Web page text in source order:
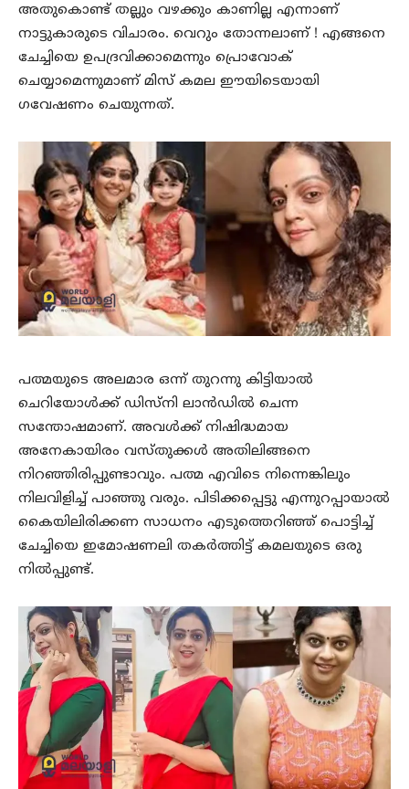
അതുകൊണ്ട് തല്ലും വഴക്കും കാണില്ല എന്നാണ്
നാട്ടുകാരുടെ വിചാരം. വെറും തോന്നലാണ് ! എങ്ങനെ
ചേച്ചിയെ ഉപദ്രവിക്കാമെന്നും പ്രൊവോക്
ചെയ്യാമെന്നുമാണ് മിസ് കമല ഈയിടെയായി
ഗവേഷണം ചെയുന്നത്.
പത്മയുടെ അലമാര ഒന്ന് തുറന്നു കിട്ടിയാല്‍
ചെറിയോള്‍ക്ക് ഡിസ്നി ലാന്‍ഡില്‍ ചെന്ന
സന്തോഷമാണ്. അവള്‍ക്ക് നിഷിദ്ധമായ
അനേകായിരം വസ്തുക്കള്‍ അതിലിങ്ങനെ
നിറഞ്ഞിരിപ്പുണ്ടാവും. പത്മ എവിടെ നിന്നെങ്കിലും
നിലവിളിച്ച് പാഞ്ഞു വരും. പിടിക്കപ്പെട്ടു എന്നുറപ്പായാല്‍
കൈയിലിരിക്കണ സാധനം എടുത്തെറിഞ്ഞ് പൊട്ടിച്ച്
ചേച്ചിയെ ഇമോഷണലി തകര്‍ത്തിട്ട് കമലയുടെ ഒരു
നില്‍പ്പുണ്ട്.